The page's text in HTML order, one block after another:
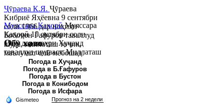
Муяссара ҚаҳорӣМуяссара
Қаҳорӣ 15 октябри соли
1979 дар шаҳри Хуҷанд
таваллуд шудааст. Миллаташ
тоҷик. Маълумот олӣ. Соли
2002 Донишгоҳи давлатии
Хуҷанд ба...
Ҷӯраева К.Я. Ҷӯраева
Кибриё Яҳёевна 9 сентябри
соли 1966 дар ноҳияи
Бобоҷон Ғафуров таваллуд
шуда, миллаташ тоҷик,
маълумот олӣ мебошад.
Соли 1997 Донишг...
Обу хаво
Погода в Хуҷанд
Погода в Б.Ғафуров
Погода в Бустон
Погода в Конибодом
Погода в Исфара